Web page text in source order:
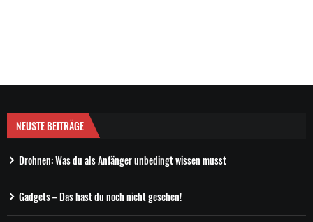
NEUSTE BEITRÄGE
Drohnen: Was du als Anfänger unbedingt wissen musst
Gadgets – Das hast du noch nicht gesehen!